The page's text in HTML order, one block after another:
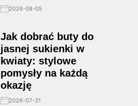
2026-08-05
Jak dobrać buty do
jasnej sukienki w
kwiaty: stylowe
pomysły na każdą
okazję
2026-07-31